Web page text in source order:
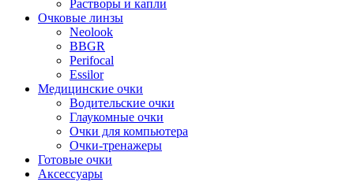
Растворы и капли
Очковые линзы
Neolook
BBGR
Perifocal
Essilor
Медицинские очки
Водительские очки
Глаукомные очки
Очки для компьютера
Очки-тренажеры
Готовые очки
Аксессуары